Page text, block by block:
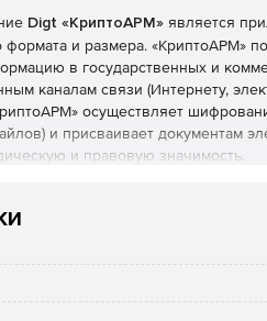
Digt «КриптоАРМ» является
и размера. «КриптоАРМ»
в государственных и
каналам связи (Интернету,
осуществляет
и присваивает документам
и правовую значимость.
web-системы и др.).
Provider и др.), так и